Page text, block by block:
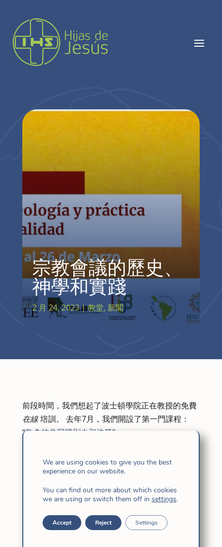
宗教會議的歷史、
神學和實踐
2 月 24, 2023|教堂, 新聞
前段時間，我們想起了波士頓學院正在教授的免費
在線培訓。 去年7月，我們開設了第一門課程：
“教會的共同辨別力和決策”。
更不是一種時尚、一個口號或在我們的會議中
We are using cookies to give you the best
experience on our website.
You can find out more about which cookies
we are using or switch them off in settings.
Accept Reject Settings